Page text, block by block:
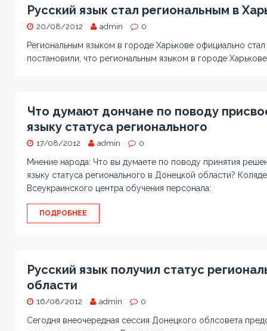
Русский язык стал региональным в
20/08/2012 admin 0
Региональным языком в городе Харькове официально
постановили, что региональным языком в городе
Что думают дончане по поводу
языку статуса регионального
17/08/2012 admin 0
Мнение народа: Что вы думаете по поводу принятия
языку статуса регионального в Донецкой области?
Всеукраинского центра обучения персонала:
ПОДРОБНЕЕ
Русский язык получил статус
области
16/08/2012 admin 0
Сегодня внеочередная сессия Донецкого облсовета